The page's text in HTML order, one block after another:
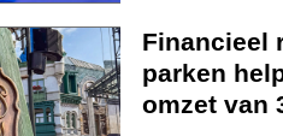
Financieel
parken
omzet van